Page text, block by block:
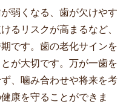
弱くなる、歯が欠けやす
るリスクが高まるなど、
です。歯の老化サインを
が大切です。万が一歯を
、噛み合わせや将来を考
康を守ることができま